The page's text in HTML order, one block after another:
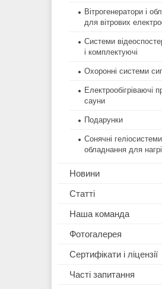
Вітрогенератори і
для вітрових
Системи
і комплектуючі
Охоронні системи
Електрообігріваючі
сауни
Подарунки
Сонячні
обладнання для
Новини
Статті
Наша команда
Фотогалерея
Сертифікати і ліцензії
Часті запитання